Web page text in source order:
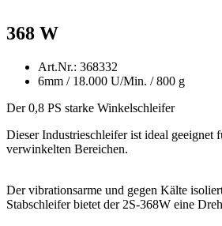
368 W
Art.Nr.: 368332
6mm / 18.000 U/Min. / 800 g
Der 0,8 PS starke Winkelschleifer
Dieser Industrieschleifer ist ideal geeignet
verwinkelten Bereichen.
Der vibrationsarme und gegen Kälte
Stabschleifer bietet der 2S-368W eine